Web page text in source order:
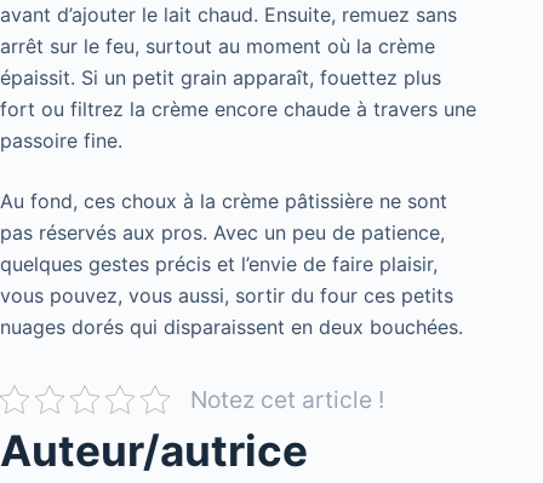
avant d’ajouter le lait chaud. Ensuite, remuez sans
arrêt sur le feu, surtout au moment où la crème
épaissit. Si un petit grain apparaît, fouettez plus
fort ou filtrez la crème encore chaude à travers une
passoire fine.
Au fond, ces choux à la crème pâtissière ne sont
pas réservés aux pros. Avec un peu de patience,
quelques gestes précis et l’envie de faire plaisir,
vous pouvez, vous aussi, sortir du four ces petits
nuages dorés qui disparaissent en deux bouchées.
Notez cet article !
Auteur/autrice